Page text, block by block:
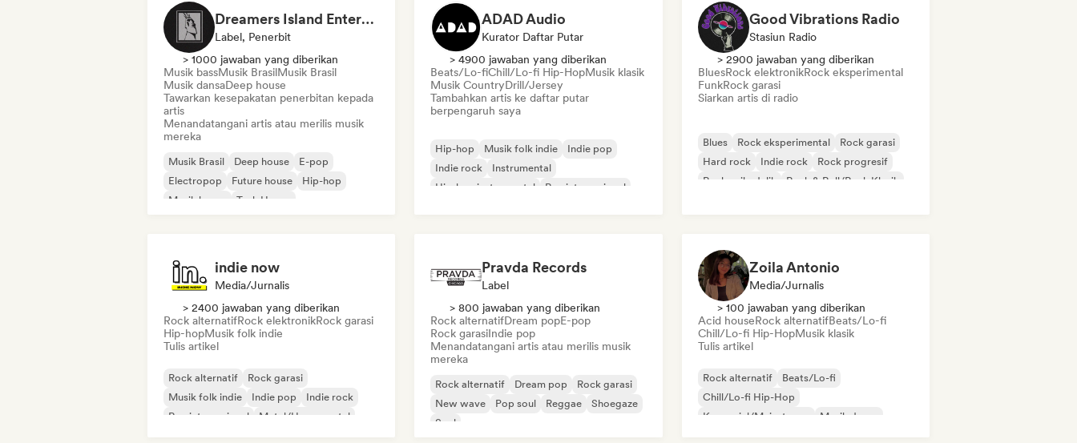
Dreamers Island Entertainment
Label, Penerbit
> 1000 jawaban yang diberikan
Musik bassMusik BrasilMusik Brasil
Musik dansaDeep house
Tawarkan kesepakatan penerbitan kepada
artis
Menandatangani artis atau merilis musik
mereka
Musik Brasil Deep house
E-pop
Electropop
Future house
Hip-hop
Musik house
Tech House
ADAD Audio
Kurator Daftar Putar
> 4900 jawaban yang diberikan
Beats/Lo-fiChill/Lo-fi Hip-HopMusik klasik
Musik CountryDrill/Jersey
Tambahkan artis ke daftar putar
berpengaruh saya
Hip-hop Musik folk indie
Indie pop
Indie rock
Instrumental
Hip-hop instrumental
Rap internasional
Good Vibrations Radio
Stasiun Radio
> 2900 jawaban yang diberikan
BluesRock elektronikRock eksperimental
FunkRock garasi
Siarkan artis di radio
Blues Rock eksperimental
Rock garasi
Hard rock
Indie rock
Rock progresif
Rock psikedelik
Rock & Roll/Rock Klasik
indie now
Media/Jurnalis
> 2400 jawaban yang diberikan
Rock alternatifRock elektronikRock garasi
Hip-hopMusik folk indie
Tulis artikel
Rock alternatif
Rock garasi
Musik folk indie
Indie pop
Indie rock
Rap internasional
Metal/Heavy metal
Pravda Records
Label
> 800 jawaban yang diberikan
Rock alternatifDream popE-pop
Rock garasiIndie pop
Menandatangani artis atau merilis musik
mereka
Rock alternatif Dream pop
Rock garasi
New wave
Pop soul Reggae
Shoegaze
Soul
Zoila Antonio
Media/Jurnalis
> 100 jawaban yang diberikan
Acid houseRock alternatifBeats/Lo-fi
Chill/Lo-fi Hip-HopMusik klasik
Tulis artikel
Rock alternatif
Beats/Lo-fi
Chill/Lo-fi Hip-Hop
Komersial/Mainstream
Musik dansa